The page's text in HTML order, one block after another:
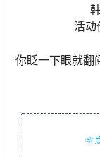
活动
你眨一下眼就翻
☞